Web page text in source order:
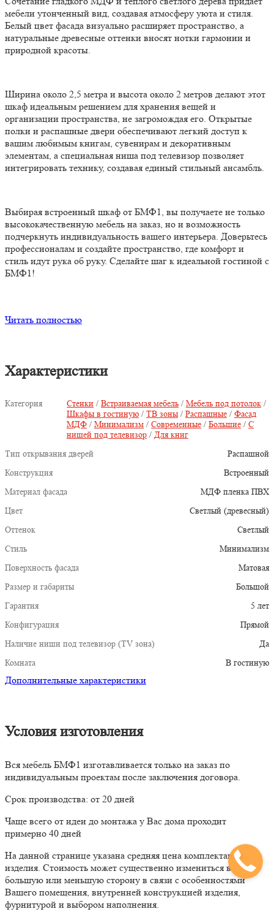
мебели утонченный вид, создавая атмосферу уюта и стиля.
Белый цвет фасада визуально расширяет пространство, а
натуральные древесные оттенки вносят нотки гармонии и
природной красоты.
Ширина около 2,5 метра и высота около 2 метров делают этот
шкаф идеальным решением для хранения вещей и
организации пространства, не загромождая его. Открытые
полки и распашные двери обеспечивают легкий доступ к
вашим любимым книгам, сувенирам и декоративным
элементам, а специальная ниша под телевизор позволяет
интегрировать технику, создавая единый стильный ансамбль.
Выбирая встроенный шкаф от БМФ1, вы получаете не только
высококачественную мебель на заказ, но и возможность
подчеркнуть индивидуальность вашего интерьера. Доверьтесь
профессионалам и создайте пространство, где комфорт и
стиль идут рука об руку. Сделайте шаг к идеальной гостиной с
БМФ1!
Читать полностью
Характеристики
Категория Стенки / Встраиваемая мебель / Мебель под потолок /
Шкафы в гостиную / ТВ зоны / Распашные / Фасад
МДФ / Минимализм / Современные / Большие / С
нишей под телевизор / Для книг
Тип открывания дверей
Распашной
Конструкция
Встроенный
Материал фасада
МДФ пленка ПВХ
Цвет
Светлый (древесный)
Оттенок
Светлый
Стиль
Минимализм
Поверхность фасада
Матовая
Размер и габариты
Большой
Гарантия
5 лет
Конфигурация
Прямой
Наличие ниши под телевизор (TV зона)
Да
Комната
В гостиную
Дополнительные характеристики
Условия изготовления
Вся мебель БМФ1 изготавливается только на заказ по
индивидуальным проектам после заключения договора.
Срок производства: от 20 дней
Чаще всего от идеи до монтажа у Вас дома проходит
примерно 40 дней
На данной странице указана средняя цена комплектации
изделия. Стоимость может существенно измениться в
большую или меньшую сторону в связи с особенностями
Вашего помещения, внутренней конструкцией изделия,
фурнитурой и выбором наполнения.